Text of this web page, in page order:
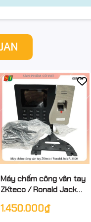
Máy chấm công vân tay
ZKteco / Ronald Jack
trợ cài đặt qua untra )
1.450.000₫